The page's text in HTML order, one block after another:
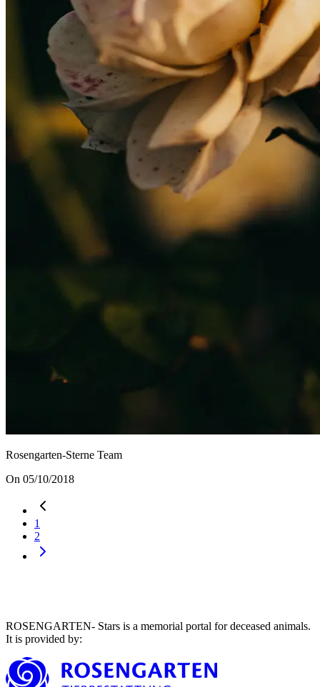
Rosengarten-Sterne Team
On 05/10/2018
1
2
ROSENGARTEN- Stars is a memorial portal for deceased animals.
It is provided by: